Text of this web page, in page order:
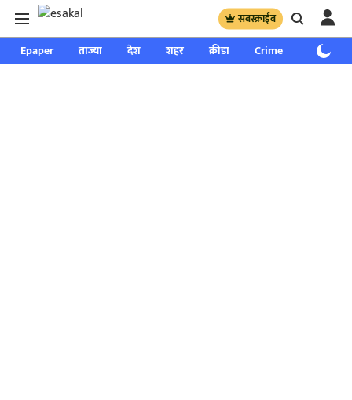
सबस्क्राईब
Epaper ताज्या देश शहर क्रीडा Crime साप्ताहिक